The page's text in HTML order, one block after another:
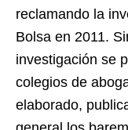
reclamando la
Bolsa en 2011.
investigación se
colegios de
elaborado,